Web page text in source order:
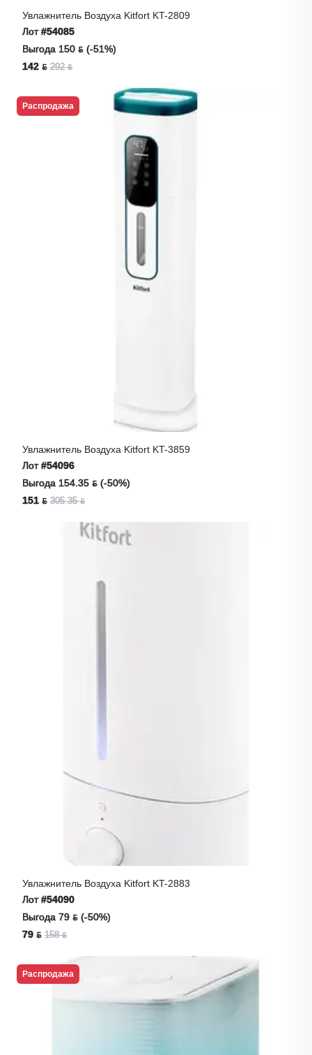
Увлажнитель Воздуха Kitfort KT-2809
Лот#54085
Выгода 150 ƃ (-51%)
142 ƃ 292 ƃ
Распродажа
Увлажнитель Воздуха Kitfort KT-3859
Лот#54096
Выгода 154.35 ƃ (-50%)
151 ƃ 305.35 ƃ
Увлажнитель Воздуха Kitfort KT-2883
Лот#54090
Выгода 79 ƃ (-50%)
79 ƃ 158 ƃ
Распродажа